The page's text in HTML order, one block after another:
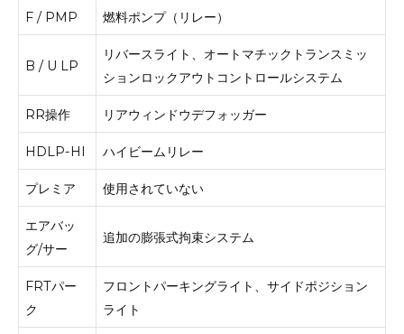
F / PMP 燃料ポンプ（リレー）
B / U LP
リバースライト、オートマチックトランスミッ
ションロックアウトコントロールシステム
RR操作 リアウィンドウデフォッガー
HDLP-HI ハイビームリレー
プレミア 使用されていない
エアバッ
グ/サー
追加の膨張式拘束システム
FRTパー
ク
フロントパーキングライト、サイドポジション
ライト